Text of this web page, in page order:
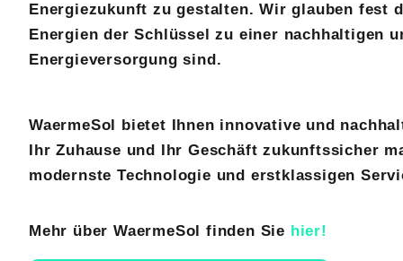
Energiezukunft zu gestalten. Wir glauben fest
Energien der Schlüssel zu einer nachhaltigen
Energieversorgung sind.
WaermeSol bietet Ihnen innovative und
Ihr Zuhause und Ihr Geschäft zukunftssicher
modernste Technologie und erstklassigen
Mehr über WaermeSol finden Sie hier!